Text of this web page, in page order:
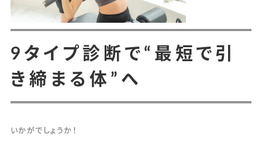
9タイプ診断で“最短で引
き締まる体”へ
いかがでしょうか！